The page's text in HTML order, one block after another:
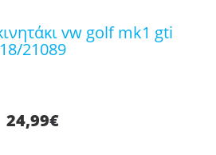
18/21089
24,99€